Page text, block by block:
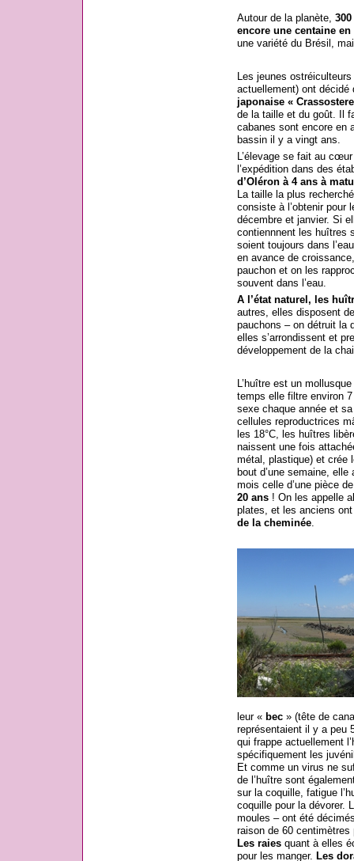
Autour de la planète,
encore une centaine en
une variété du Brésil,
Les jeunes
actuellement) ont
japonaise «
de la taille et du goût. Il
cabanes sont encore en
bassin il y a vingt ans.
L’élevage se fait au
l’expédition dans des
d’Oléron à 4 ans à
La taille la plus
consiste à l’obtenir pour
décembre et janvier. Si
contiennnent les huîtres
soient toujours dans
en avance de
pauchon et on les
souvent dans l’eau.
A l’état naturel, les
autres, elles disposent
pauchons – on détruit la
elles s’arrondissent et
développement de la
L’huître est un
temps elle filtre environ
sexe chaque année et
cellules reproductrices
les 18°C, les huîtres
naissent une fois
métal, plastique) et crée
bout d’une semaine, elle
mois celle d’une pièce
20 ans! On les appelle
plates, et les anciens
de la cheminée.
leur « bec» (tête de
représentaient il y a peu
qui frappe actuellement
spécifiquement les
Et comme un virus ne
de l’huître sont
sur la coquille, fatigue
coquille pour la dévorer.
moules – ont été
raison de 60
Les raiesquant à elles
pour les manger. Les